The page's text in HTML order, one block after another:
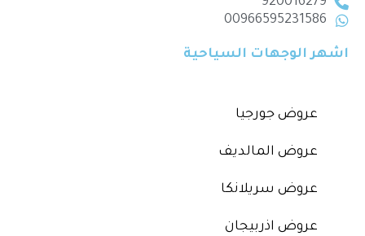
00966595231586
اشهر الوجهات السياحية
عروض جورجيا
عروض المالديف
عروض سريلانكا
عروض اذربيجان